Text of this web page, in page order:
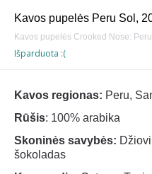
Kavos pupelės Peru Sol,
Kavos pupelės Crooked Nose: Peru
Išparduota :(
Kavos regionas: Peru,
Rūšis: 100% arabika
Skoninės savybės:
šokoladas